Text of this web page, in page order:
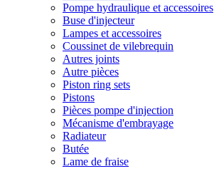
Pompe hydraulique et accessoires
Buse d'injecteur
Lampes et accessoires
Coussinet de vilebrequin
Autres joints
Autre pièces
Piston ring sets
Pistons
Pièces pompe d'injection
Mécanisme d'embrayage
Radiateur
Butée
Lame de fraise